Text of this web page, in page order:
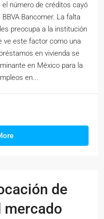
número de créditos cayó
Bancomer. La falta
preocupa a la institución
ve este factor como una
en vivienda se
en México para la
en...
de
mercado